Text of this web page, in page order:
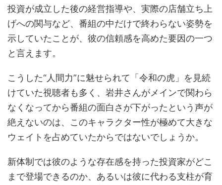
投資が成立した後の経営指導や、実際の店舗立ち上
げへの関与など、番組の中だけで終わらない姿勢を
示していたことが、彼の信頼感を高めた要因の一つ
と言えます。
こうした“人間力”に魅せられて「令和の虎」を見続
けていた視聴者も多く、岩井さんがメインで関わら
なくなってから番組の面白さが下がったという声が
絶えないのは、このキャラクター性が極めて大きな
ウェイトを占めていたからではないでしょうか。
新体制では彼のような存在感を持った投資家がどこ
まで登場できるのか、あるいは彼に代わる支柱が育